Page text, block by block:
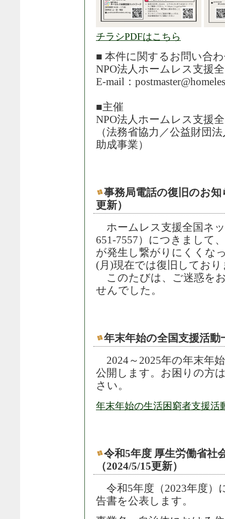
チラシPDFはこちら
■ 本件に関するお問い合
NPO法人ホームレス支援
E-mail：
■主催
NPO法人ホームレス支援
（法務省協力／公益財団
助成事業）
事務局電話の復旧のお知
更新）
ホームレス支援全国ネ
651-7557）につきまして
が発生し繋がりにくくな
(月)現在では復旧しており
このたびは、ご迷惑を
せんでした。
年末年始の全国支援活動
2024～2025年の年末年
公開します。お困りの方
さい。
年末年始の生活困窮者支援活
令和5年度 厚生労働省社
（2024/5/15更新）
令和5年度（2023年度）
告書を公表します。